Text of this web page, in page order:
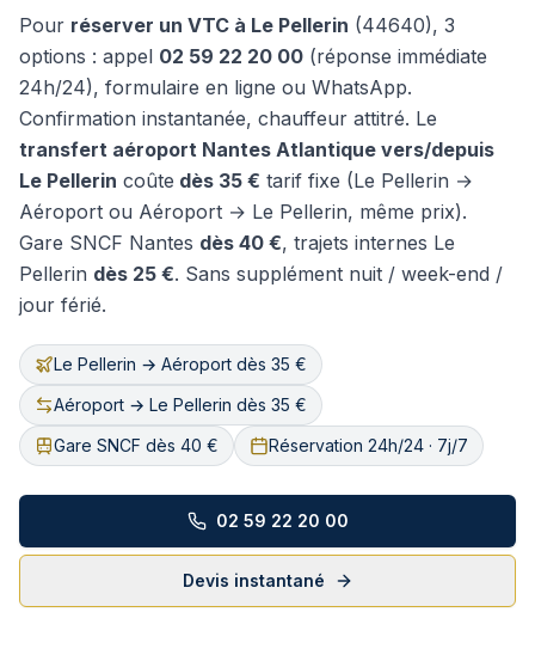
Pour réserver un VTC à Le Pellerin (44640), 3
options : appel 02 59 22 20 00 (réponse immédiate
24h/24), formulaire en ligne ou WhatsApp.
Confirmation instantanée, chauffeur attitré. Le
transfert aéroport Nantes Atlantique vers/depuis
Le Pellerin coûte dès 35 € tarif fixe (Le Pellerin →
Aéroport ou Aéroport → Le Pellerin, même prix).
Gare SNCF Nantes dès 40 €, trajets internes Le
Pellerin dès 25 €. Sans supplément nuit / week-end /
jour férié.
Le Pellerin → Aéroport dès 35 €
Aéroport → Le Pellerin dès 35 €
Gare SNCF dès 40 €
Réservation 24h/24 · 7j/7
02 59 22 20 00
Devis instantané